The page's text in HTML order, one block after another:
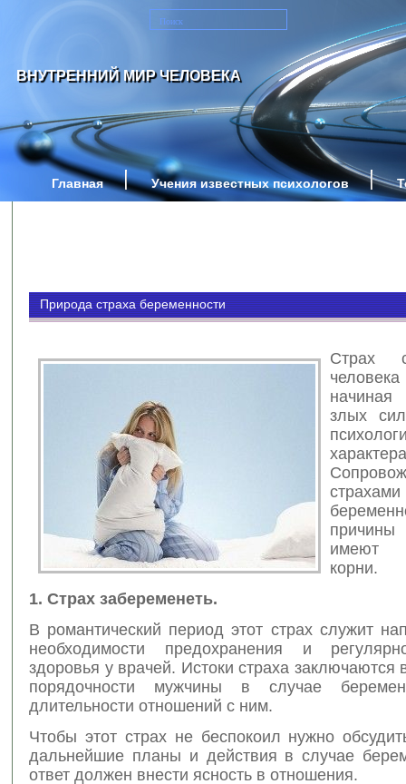
ВНУТРЕННИЙ МИР ЧЕЛОВЕКА
Главная Учения известных психологов
Природа страха беременности
Страх
злых
причины
имеют
корни.
1. Страх забеременеть.
В романтический период этот страх служит
необходимости предохранения и
здоровья у врачей. Истоки страха заключаются
порядочности мужчины в случае
длительности отношений с ним.
Чтобы этот страх не беспокоил нужно
дальнейшие планы и действия в случае
ответ должен внести ясность в отношения.